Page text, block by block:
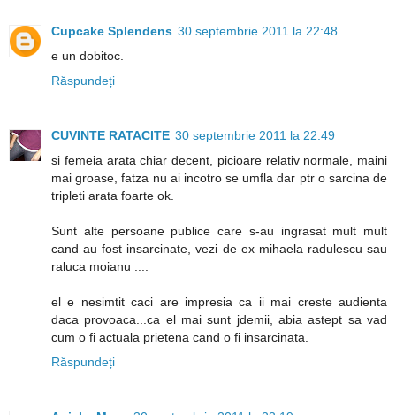
Cupcake Splendens 30 septembrie 2011 la 22:48
e un dobitoc.
Răspundeți
CUVINTE RATACITE 30 septembrie 2011 la 22:49
si femeia arata chiar decent, picioare relativ normale, maini
mai groase, fatza nu ai incotro se umfla dar ptr o sarcina de
tripleti arata foarte ok.
Sunt alte persoane publice care s-au ingrasat mult mult
cand au fost insarcinate, vezi de ex mihaela radulescu sau
raluca moianu ....
el e nesimtit caci are impresia ca ii mai creste audienta
daca provoaca...ca el mai sunt jdemii, abia astept sa vad
cum o fi actuala prietena cand o fi insarcinata.
Răspundeți